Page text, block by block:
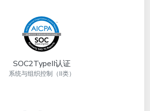
SOC2TypeII认证
系统与组织控制（Ⅱ类）